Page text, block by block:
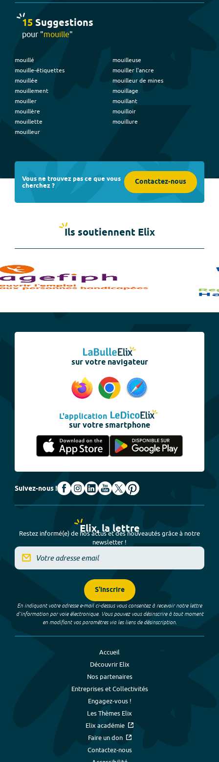
15Suggestions
pour "mouille"
mouillé
mouille-étiquettes
mouillée
mouillement
mouiller
mouillère
mouillette
mouilleur
mouilleuse
mouiller l'ancre
mouilleur de mines
mouillage
mouillant
mouilloir
mouillure
Vous ne trouvez pas ce que vous
cherchez ? Contactez-nous
Ils soutiennent Elix
sur votre navigateur
L'application
sur votre smartphone
Suivez-nous !
Elix, la lettre
Restez informé(e) de nos actus et des nouveautés grâce à notre
newsletter !
S'inscrire
En indiquant votre adresse e-mail ci-dessus vous consentez à recevoir notre lettre
d’information par voie électronique. Vous pouvez vous désinscrire à tout moment
en modifiant vos paramètres via les liens de désinscription.
Accueil
Découvrir Elix
Nos partenaires
Entreprises et Collectivités
Engagez-vous !
Les Thèmes Elix
Elix académie
Faire un don
Contactez-nous